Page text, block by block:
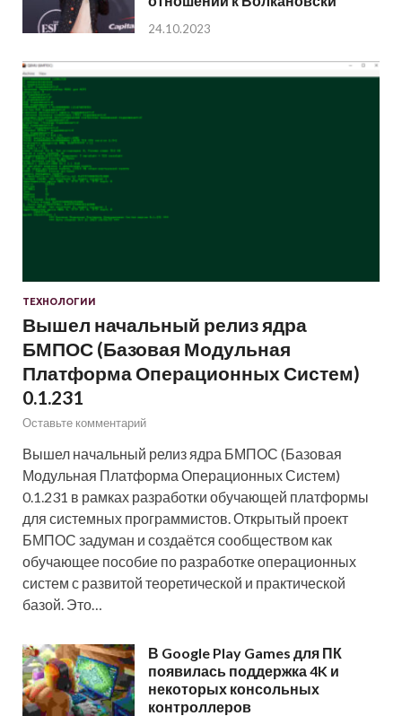
24.10.2023
ТЕХНОЛОГИИ
Вышел начальный релиз ядра
БМПОС (Базовая Модульная
Платформа Операционных Систем)
0.1.231
Оставьте комментарий
Вышел начальный релиз ядра БМПОС (Базовая
Модульная Платформа Операционных Систем)
0.1.231 в рамках разработки обучающей платформы
для системных программистов. Открытый проект
БМПОС задуман и создаётся сообществом как
обучающее пособие по разработке операционных
систем с развитой теоретической и практической
базой. Это…
В Google Play Games для ПК
появилась поддержка 4K и
некоторых консольных
контроллеров